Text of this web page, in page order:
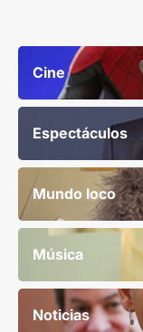
Cine
Espectáculos
Mundo loco
Música
Noticias